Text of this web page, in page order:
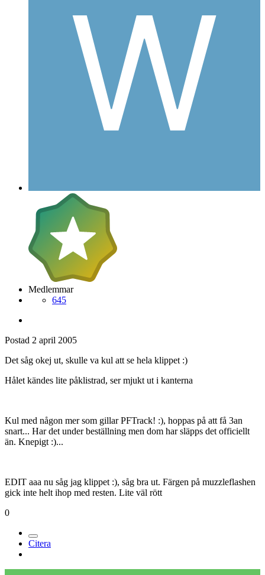
Medlemmar
645
Postad 2 april 2005
Det såg okej ut, skulle va kul att se hela klippet :)
Hålet kändes lite påklistrad, ser mjukt ut i kanterna
Kul med någon mer som gillar PFTrack! :), hoppas på att få 3an
snart... Har det under beställning men dom har släpps det officiellt
än. Knepigt :)...
EDIT aaa nu såg jag klippet :), såg bra ut. Färgen på muzzleflashen
gick inte helt ihop med resten. Lite väl rött
0
Citera